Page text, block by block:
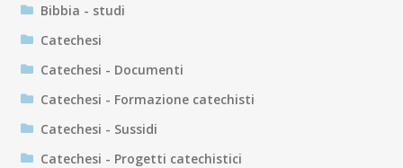
Bibbia - studi
Catechesi
Catechesi - Documenti
Catechesi - Formazione catechisti
Catechesi - Sussidi
Catechesi - Progetti catechistici